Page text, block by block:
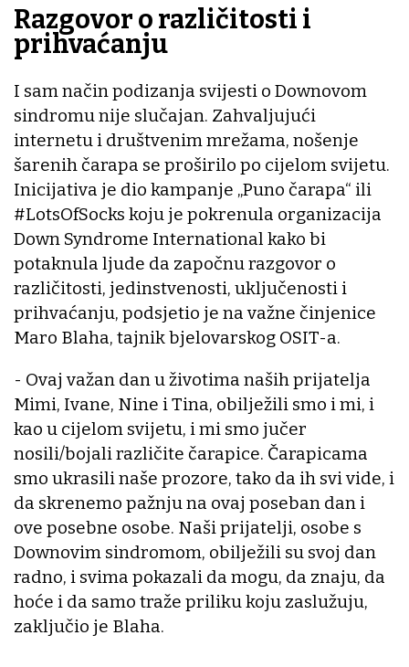
Razgovor o različitosti i
prihvaćanju
I sam način podizanja svijesti o Downovom
sindromu nije slučajan. Zahvaljujući
internetu i društvenim mrežama, nošenje
šarenih čarapa se proširilo po cijelom svijetu.
Inicijativa je dio kampanje „Puno čarapa“ ili
#LotsOfSocks koju je pokrenula organizacija
Down Syndrome International kako bi
potaknula ljude da započnu razgovor o
različitosti, jedinstvenosti, uključenosti i
prihvaćanju, podsjetio je na važne činjenice
Maro Blaha, tajnik bjelovarskog OSIT-a.
- Ovaj važan dan u životima naših prijatelja
Mimi, Ivane, Nine i Tina, obilježili smo i mi, i
kao u cijelom svijetu, i mi smo jučer
nosili/bojali različite čarapice. Čarapicama
smo ukrasili naše prozore, tako da ih svi vide, i
da skrenemo pažnju na ovaj poseban dan i
ove posebne osobe. Naši prijatelji, osobe s
Downovim sindromom, obilježili su svoj dan
radno, i svima pokazali da mogu, da znaju, da
hoće i da samo traže priliku koju zaslužuju,
zaključio je Blaha.